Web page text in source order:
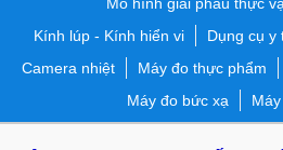
Kính lúp - Kính hiển vi
Dụng cụ y
Camera nhiệt
Máy đo thực phẩm
Máy đo bức xạ